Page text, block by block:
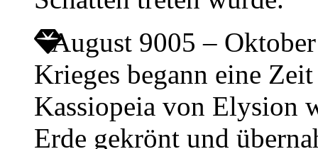
August 9005 –
Krieges begann eine
Kassiopeia von Elysion
Erde gekrönt und